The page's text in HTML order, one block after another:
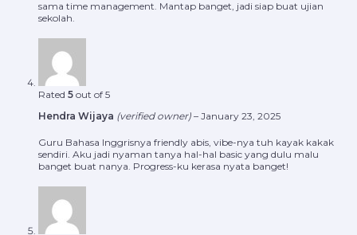
sama time management. Mantap banget, jadi siap buat ujian
sekolah.
Rated 5 out of 5
Hendra Wijaya (verified owner) – January 23, 2025
Guru Bahasa Inggrisnya friendly abis, vibe-nya tuh kayak kakak
sendiri. Aku jadi nyaman tanya hal-hal basic yang dulu malu
banget buat nanya. Progress-ku kerasa nyata banget!